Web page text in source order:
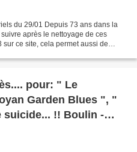
du 29/01 Depuis 73 ans dans la
après le nettoyage de ces
sur ce site, cela permet aussi de
pour: " Le
Blues ", "
!! Boulin -